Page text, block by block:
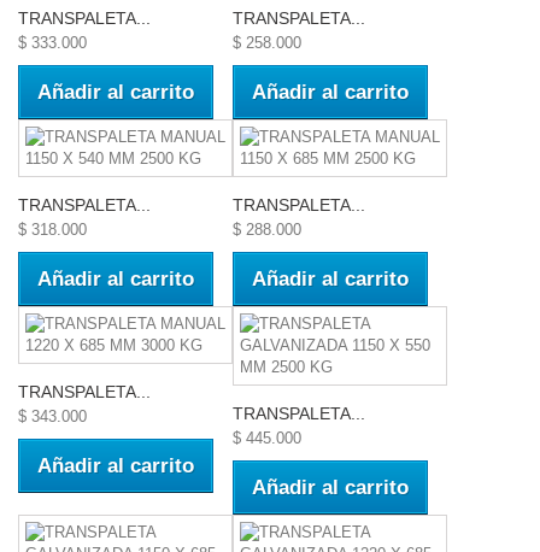
TRANSPALETA...
$ 333.000
Añadir al carrito
TRANSPALETA...
$ 258.000
Añadir al carrito
TRANSPALETA...
$ 318.000
Añadir al carrito
TRANSPALETA...
$ 288.000
Añadir al carrito
TRANSPALETA...
$ 343.000
Añadir al carrito
TRANSPALETA...
$ 445.000
Añadir al carrito